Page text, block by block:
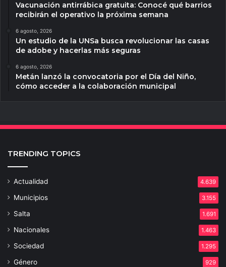
Vacunación antirrábica gratuita: Conocé qué barrios
recibirán el operativo la próxima semana
6 agosto, 2026
Un estudio de la UNSa busca revolucionar las casas
de adobe y hacerlas más seguras
6 agosto, 2026
Metán lanzó la convocatoria por el Día del Niño,
cómo acceder a la colaboración municipal
TRENDING TOPICS
Actualidad 4.639
Municipios 3.155
Salta 1.691
Nacionales 1.463
Sociedad 1.295
Género 929